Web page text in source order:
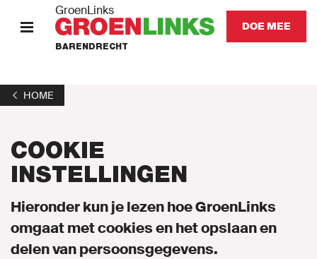
GroenLinks
BARENDRECHT
DOE MEE
HOME
COOKIE
INSTELLINGEN
Hieronder kun je lezen hoe GroenLinks
omgaat met cookies en het opslaan en
delen van persoonsgegevens.
HOME
KOM IN ACTIE
Onze afdeling